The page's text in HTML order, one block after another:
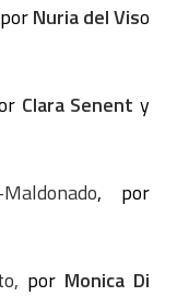
Nuria del Viso
Clara Senent y
, por
por Monica Di